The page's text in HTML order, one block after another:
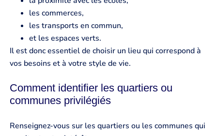
les commerces,
les transports en commun,
et les espaces verts.
Il est donc essentiel de choisir un lieu qui correspond à
vos besoins et à votre style de vie.
Comment identifier les quartiers ou
communes privilégiés
Renseignez-vous sur les quartiers ou les communes qui